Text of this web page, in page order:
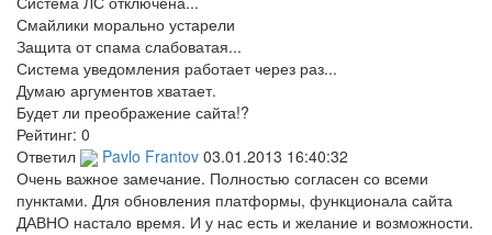
Смайлики морально устарели
Защита от спама слабоватая...
Система уведомления работает через раз...
Думаю аргументов хватает.
Будет ли преображение сайта!?
Рейтинг: 0
Ответил
Pavlo Frantov 03.01.2013 16:40:32
Очень важное замечание. Полностью согласен со всеми
пунктами. Для обновления платформы, функционала сайта
ДАВНО настало время. И у нас есть и желание и возможности.